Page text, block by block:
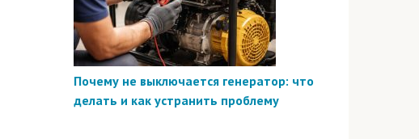
Почему не выключается генератор: что
делать и как устранить проблему